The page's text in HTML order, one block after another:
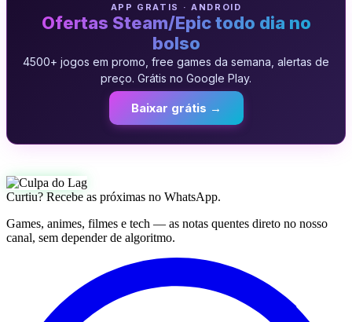
APP GRATIS · ANDROID
Ofertas Steam/Epic todo dia no
bolso
4500+ jogos em promo, free games da semana, alertas de
preço. Grátis no Google Play.
Baixar grátis →
Curtiu? Recebe as próximas no WhatsApp.
Games, animes, filmes e tech — as notas quentes direto no nosso
canal, sem depender de algoritmo.